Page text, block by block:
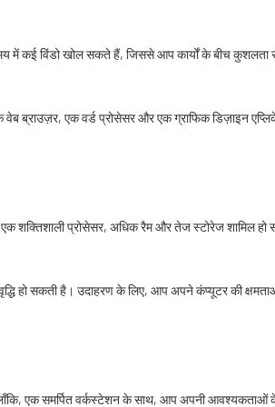
में कई विंडो खोल सकते हैं, जिससे आप कार्यों के बीच
एक वर्ड प्रोसेसर और एक ग्राफिक डिज़ाइन
शक्तिशाली प्रोसेसर, अधिक रैम और तेज स्टोरेज
सकती है। उदाहरण के लिए, आप अपने कंप्यूटर की
एक समर्पित वर्कस्टेशन के साथ, आप अपनी